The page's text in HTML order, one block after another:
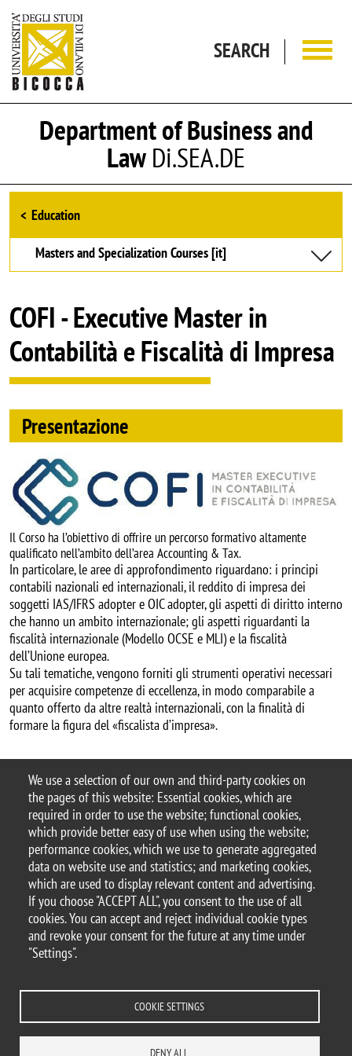
We use a selection of our own and third-party cookies on
the pages of this website: Essential cookies, which are
required in order to use the website; functional cookies,
which provide better easy of use when using the website;
performance cookies, which we use to generate aggregated
data on website use and statistics; and marketing cookies,
which are used to display relevant content and advertising.
If you choose "ACCEPT ALL", you consent to the use of all
cookies. You can accept and reject individual cookie types
and revoke your consent for the future at any time under
"Settings".
COOKIE SETTINGS
DENY ALL
SEARCH
Department of Business and
LawDi.SEA.DE
Browse the section
Education
Masters and Specialization Courses [it]
COFI - Executive Master in
Contabilità e Fiscalità di Impresa
Presentazione
Image
Il Corso ha l’obiettivo di offrire un percorso formativo altamente
qualificato nell’ambito dell’area Accounting & Tax.
In particolare, le aree di approfondimento riguardano: i principi
contabili nazionali ed internazionali, il reddito di impresa dei
soggetti IAS/IFRS adopter e OIC adopter, gli aspetti di diritto interno
che hanno un ambito internazionale; gli aspetti riguardanti la
fiscalità internazionale (Modello OCSE e MLI) e la fiscalità
dell’Unione europea.
Su tali tematiche, vengono forniti gli strumenti operativi necessari
per acquisire competenze di eccellenza, in modo comparabile a
quanto offerto da altre realtà internazionali, con la finalità di
formare la figura del «fiscalista d’impresa».
Prenota un colloquio:
iscrizioni.cofi@unimib.it
Per ulteriori informazioni
© 2026 University of Milano-Bicocca
Piazza dell'Ateneo Nuovo, 1 - 20126, Milan
PEC address:ateneo.bicocca@pec.unimib.it
P.I. 12621570154 |
redazioneweb.diseade@unimib.it
Legal Transparency Accessibility statement Accessibility
Statistiche di accesso